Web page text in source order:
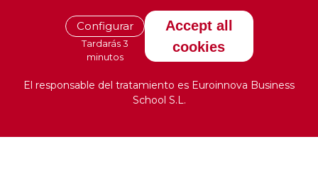
Configurar
Tardarás 3
minutos
Accept all
cookies
El responsable del tratamiento es Euroinnova Business
School S.L.